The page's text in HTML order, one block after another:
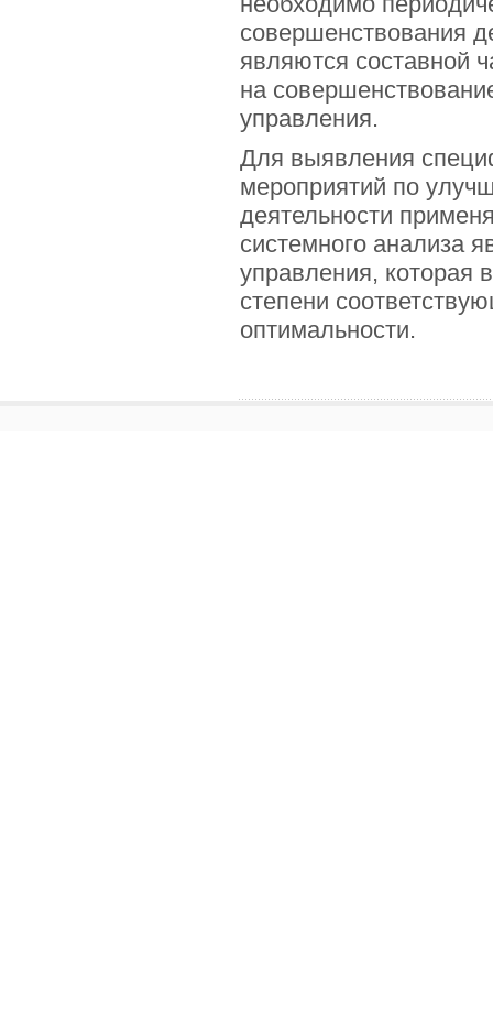
совершенствования
являются составной
на
управления.
Для выявления
мероприятий по
деятельности
системного анализа
управления, которая
степени
оптимальности.